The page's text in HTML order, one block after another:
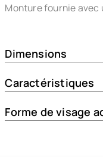
Monture fournie avec
Dimensions
Caractéristiques
Forme de visage